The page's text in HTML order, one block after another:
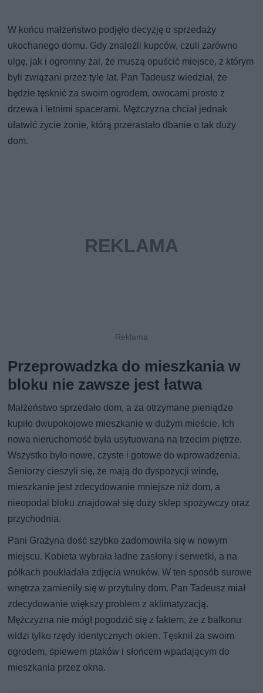
W końcu małżeństwo podjęło decyzję o sprzedaży
ukochanego domu. Gdy znaleźli kupców, czuli zarówno
ulgę, jak i ogromny żal, że muszą opuścić miejsce, z którym
byli związani przez tyle lat. Pan Tadeusz wiedział, że
będzie tęsknić za swoim ogrodem, owocami prosto z
drzewa i letnimi spacerami. Mężczyzna chciał jednak
ułatwić życie żonie, którą przerastało dbanie o tak duży
dom.
Przeprowadzka do mieszkania w
bloku nie zawsze jest łatwa
Małżeństwo sprzedało dom, a za otrzymane pieniądze
kupiło dwupokojowe mieszkanie w dużym mieście. Ich
nowa nieruchomość była usytuowana na trzecim piętrze.
Wszystko było nowe, czyste i gotowe do wprowadzenia.
Seniorzy cieszyli się, że mają do dyspozycji windę,
mieszkanie jest zdecydowanie mniejsze niż dom, a
nieopodal bloku znajdował się duży sklep spożywczy oraz
przychodnia.
Pani Grażyna dość szybko zadomowiła się w nowym
miejscu. Kobieta wybrała ładne zasłony i serwetki, a na
półkach poukładała zdjęcia wnuków. W ten sposób surowe
wnętrza zamieniły się w przytulny dom. Pan Tadeusz miał
zdecydowanie większy problem z aklimatyzacją.
Mężczyzna nie mógł pogodzić się z faktem, że z balkonu
widzi tylko rzędy identycznych okien. Tęsknił za swoim
ogrodem, śpiewem ptaków i słońcem wpadającym do
mieszkania przez okna.